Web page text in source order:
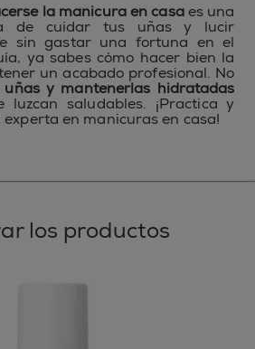
la manicura en casaes una
de cuidar tus uñas y lucir
sin gastar una fortuna en el
ya sabes cómo hacer bien la
un acabado profesional. No
y mantenerlas hidratadas
luzcan saludables. ¡Practica y
en manicuras en casa!
los productos